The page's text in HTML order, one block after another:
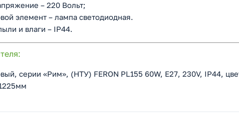
– 220 Вольт;
элемент – лампа светодиодная.
и влаги – IP44.
серии «Рим», (НТУ) FERON PL155 60W, E27, 230V, IP44,